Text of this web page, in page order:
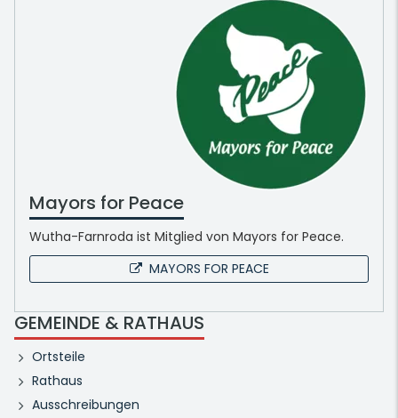
Mayors for Peace
Wutha-Farnroda ist Mitglied von Mayors for Peace.
MAYORS FOR PEACE
GEMEINDE & RATHAUS
Ortsteile
Rathaus
Ausschreibungen